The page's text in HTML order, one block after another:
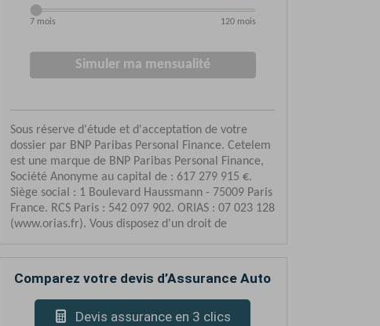
Comparez votre devis d’Assurance Auto
Devis assurance en 3 clics